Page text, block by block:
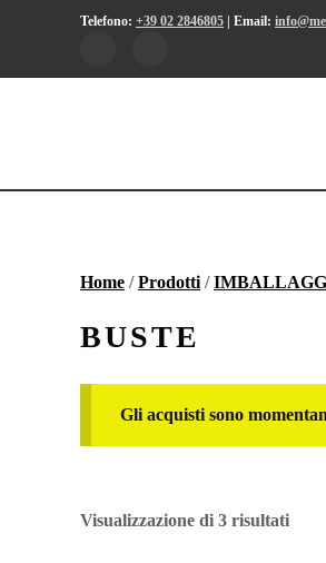
Telefono: +39 02 2846805 Email:
Home /Prodotti /
BUSTE
Gli acquisti sono
Visualizzazione di 3 risultati